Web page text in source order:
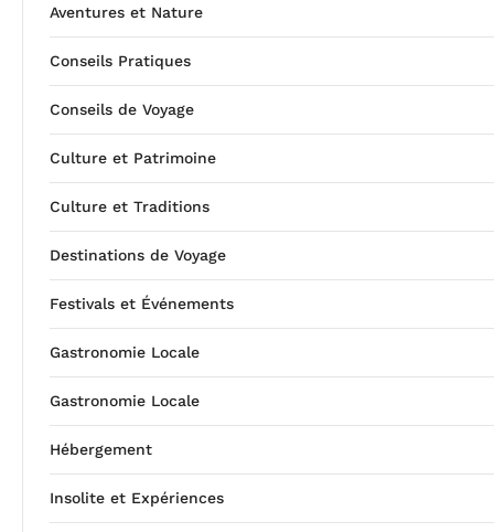
Aventures et Nature
Conseils Pratiques
Conseils de Voyage
Culture et Patrimoine
Culture et Traditions
Destinations de Voyage
Festivals et Événements
Gastronomie Locale
Gastronomie Locale
Hébergement
Insolite et Expériences